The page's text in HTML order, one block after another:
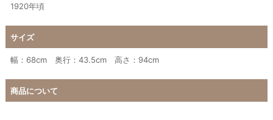
1920年頃
サイズ
幅：68cm 奥行：43.5cm 高さ：94cm
商品について